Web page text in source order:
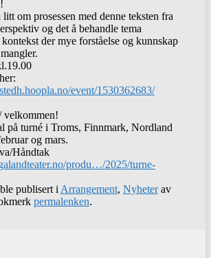
om prosessen med denne teksten fra
og det å behandle tema
der mye forståelse og kunnskap
event/1530362683/
velkommen!
på turné i Troms, Finnmark, Nordland
og mars.
Håndtak
produ…/2025/turne-
publisert i Arrangement, Nyheterav
permalenken.